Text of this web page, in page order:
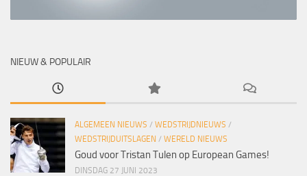
NIEUW & POPULAIR
ALGEMEEN NIEUWS / WEDSTRIJDNIEUWS /
WEDSTRIJDUITSLAGEN / WERELD NIEUWS
Goud voor Tristan Tulen op European Games!
DINSDAG 27 JUNI 2023